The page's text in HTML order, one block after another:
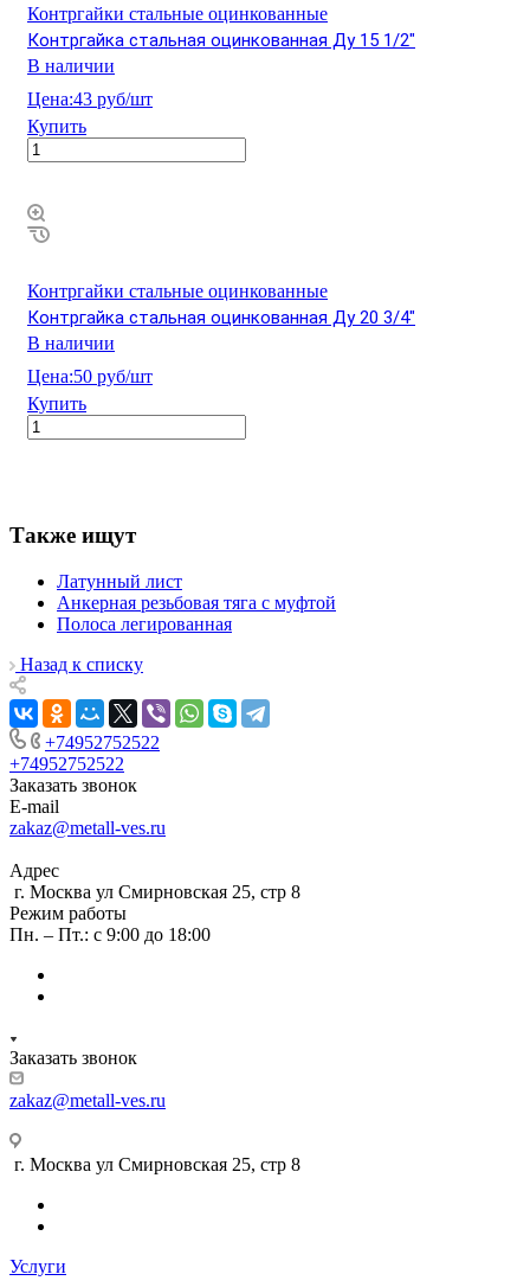
Контргайки стальные оцинкованные
Контргайка стальная оцинкованная Ду 15 1/2"
В наличии
Цена:43 руб/шт
Купить
Контргайки стальные оцинкованные
Контргайка стальная оцинкованная Ду 20 3/4"
В наличии
Цена:50 руб/шт
Купить
Также ищут
Латунный лист
Анкерная резьбовая тяга с муфтой
Полоса легированная
Назад к списку
+74952752522
+74952752522
Заказать звонок
E-mail
zakaz@metall-ves.ru
Адрес
г. Москва ул Смирновская 25, стр 8
Режим работы
Пн. – Пт.: с 9:00 до 18:00
Заказать звонок
zakaz@metall-ves.ru
г. Москва ул Смирновская 25, стр 8
Услуги